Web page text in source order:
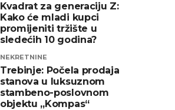
Kvadrat za generaciju Z:
Kako će mladi kupci
promijeniti tržište u
sledećih 10 godina?
NEKRETNINE
Trebinje: Počela prodaja
stanova u luksuznom
stambeno-poslovnom
objektu „Kompas“